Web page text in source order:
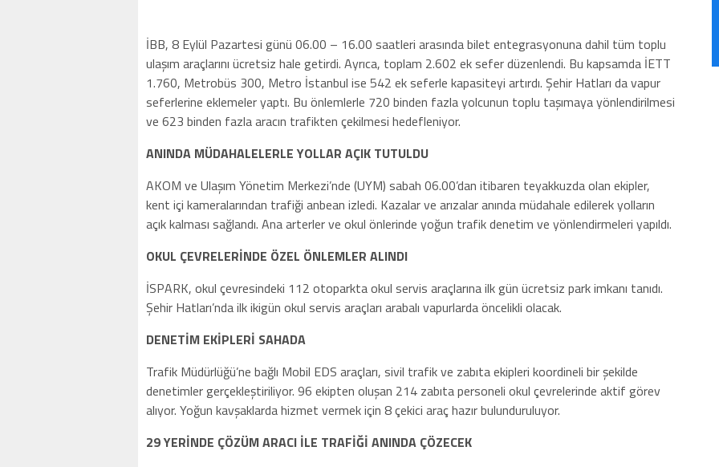
İBB, 8 Eylül Pazartesi günü 06.00 – 16.00 saatleri arasında bilet entegrasyonuna dahil tüm toplu
ulaşım araçlarını ücretsiz hale getirdi. Ayrıca, toplam 2.602 ek sefer düzenlendi. Bu kapsamda İETT
1.760, Metrobüs 300, Metro İstanbul ise 542 ek seferle kapasiteyi artırdı. Şehir Hatları da vapur
seferlerine eklemeler yaptı. Bu önlemlerle 720 binden fazla yolcunun toplu taşımaya yönlendirilmesi
ve 623 binden fazla aracın trafikten çekilmesi hedefleniyor.
ANINDA MÜDAHALELERLE YOLLAR AÇIK TUTULDU
AKOM ve Ulaşım Yönetim Merkezi’nde (UYM) sabah 06.00’dan itibaren teyakkuzda olan ekipler,
kent içi kameralarından trafiği anbean izledi. Kazalar ve arızalar anında müdahale edilerek yolların
açık kalması sağlandı. Ana arterler ve okul önlerinde yoğun trafik denetim ve yönlendirmeleri yapıldı.
OKUL ÇEVRELERİNDE ÖZEL ÖNLEMLER ALINDI
İSPARK, okul çevresindeki 112 otoparkta okul servis araçlarına ilk gün ücretsiz park imkanı tanıdı.
Şehir Hatları’nda ilk ikigün okul servis araçları arabalı vapurlarda öncelikli olacak.
DENETİM EKİPLERİ SAHADA
Trafik Müdürlüğü’ne bağlı Mobil EDS araçları, sivil trafik ve zabıta ekipleri koordineli bir şekilde
denetimler gerçekleştiriliyor. 96 ekipten oluşan 214 zabıta personeli okul çevrelerinde aktif görev
alıyor. Yoğun kavşaklarda hizmet vermek için 8 çekici araç hazır bulunduruluyor.
29 YERİNDE ÇÖZÜM ARACI İLE TRAFİĞİ ANINDA ÇÖZECEK